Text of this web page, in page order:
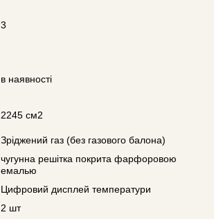
3
в наявності
2245 см2
Зріджений газ (без газового балона)
чугунна решітка покрита фарфоровою
емалью
Цифровий дисплей температури
2 шт